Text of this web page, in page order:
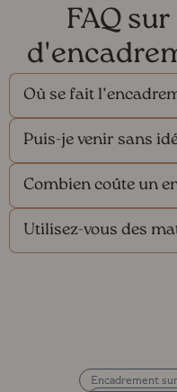
FAQ
Où se fait
Puis-je venir sans
Combien coûte un
Utilisez-vous des
Encadrement